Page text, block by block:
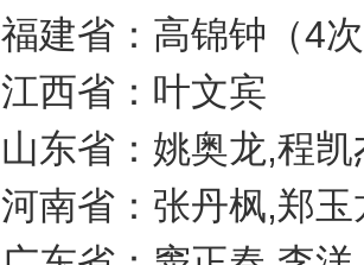
福建省：高锦钟（4
江西省：叶文宾
山东省：姚奥龙,程
河南省：张丹枫,郑